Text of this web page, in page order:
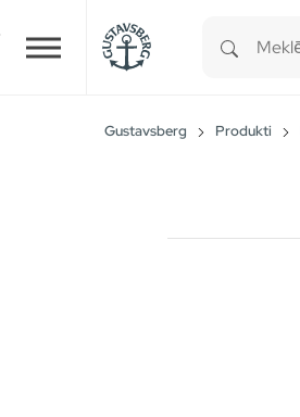
Skip to main content
Gustavsberg Produkti